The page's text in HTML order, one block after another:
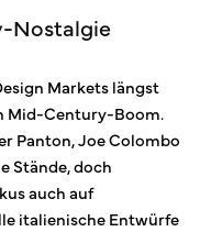
Nostalgie
Markets längst
Mid-Century-Boom.
Panton, Joe Colombo
Stände, doch
auch auf
italienische Entwürfe